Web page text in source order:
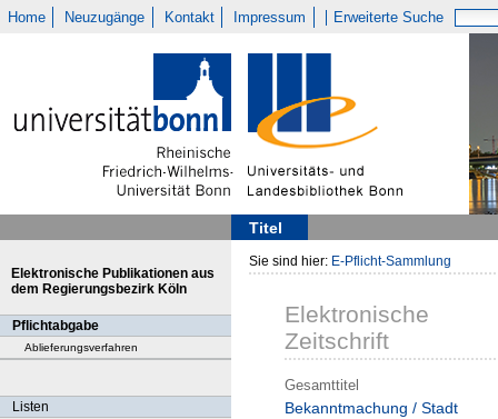
Home Neuzugänge Kontakt Impressum Erweiterte Suche
Titel
Elektronische Publikationen aus
dem Regierungsbezirk Köln
Pflichtabgabe
Ablieferungsverfahren
Listen
Sie sind hier: E-Pflicht-Sammlung
Elektronische
Zeitschrift
Gesamttitel
Bekanntmachung / Stadt